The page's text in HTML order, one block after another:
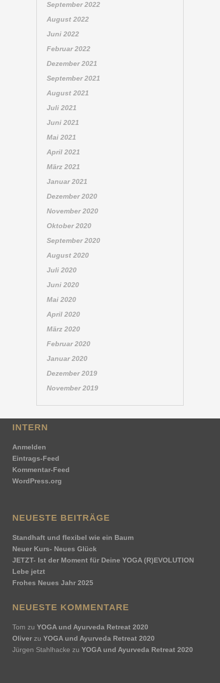
September 2022
August 2022
Juni 2022
Februar 2022
Dezember 2021
September 2021
August 2021
Juli 2021
Juni 2021
Mai 2021
April 2021
März 2021
Januar 2021
Dezember 2020
November 2020
Oktober 2020
September 2020
August 2020
Juli 2020
Juni 2020
Mai 2020
April 2020
März 2020
Februar 2020
Januar 2020
Dezember 2019
November 2019
INTERN
Anmelden
Eintrags-Feed
Kommentar-Feed
WordPress.org
NEUESTE BEITRÄGE
Standhaft und flexibel wie ein Baum
Neuer Kurs- Neues Glück
JETZT- Ist der Moment für Deine YOGA (R)EVOLUTION
Lebe jetzt
Frohes Neues Jahr 2025
NEUESTE KOMMENTARE
Tom zu YOGA und Ayurveda Retreat 2020
Oliver zu YOGA und Ayurveda Retreat 2020
Jürgen Stahlhacke zu YOGA und Ayurveda Retreat 2020